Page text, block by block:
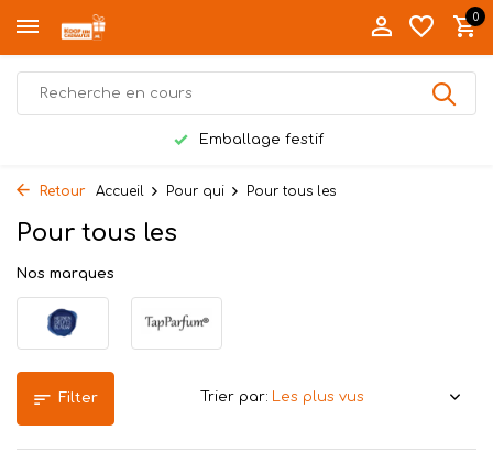
0
Emballage festif
Retour Accueil Pour qui Pour tous les
Pour tous les
Nos marques
Filter Trier par: